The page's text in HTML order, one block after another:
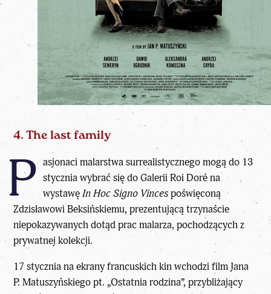
4. The last family
P asjonaci malarstwa surrealistycznego mogą do 13
stycznia wybrać się do Galerii Roi Doré na
wystawęIn Hoc Signo Vincespoświęconą
Zdzisławowi Beksińskiemu, prezentującą trzynaście
niepokazywanych dotąd prac malarza, pochodzących z
prywatnej kolekcji.
17 stycznia na ekrany francuskich kin wchodzi film Jana
P. Matuszyńskiego pt. „Ostatnia rodzina”, przybliżający